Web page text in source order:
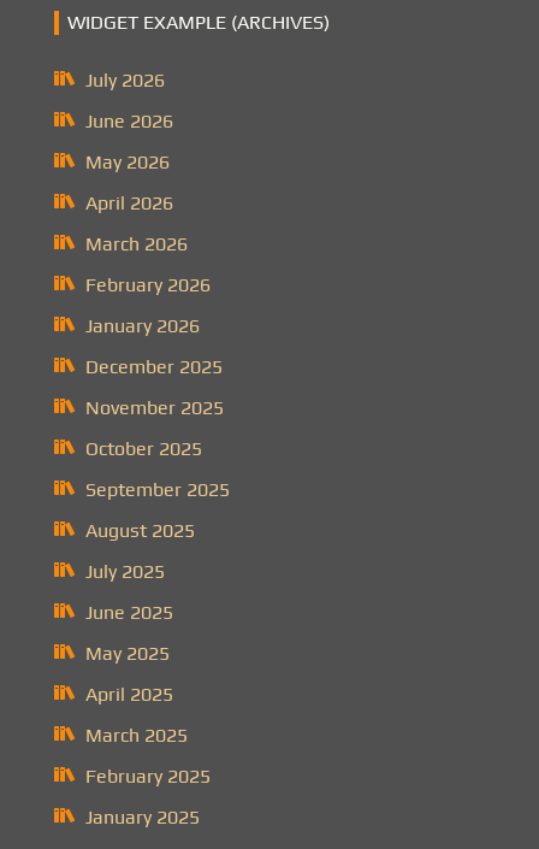
WIDGET EXAMPLE (ARCHIVES)
July 2026
June 2026
May 2026
April 2026
March 2026
February 2026
January 2026
December 2025
November 2025
October 2025
September 2025
August 2025
July 2025
June 2025
May 2025
April 2025
March 2025
February 2025
January 2025